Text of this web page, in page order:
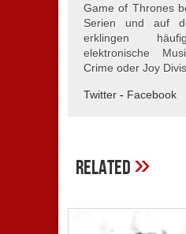
Game of Thrones
Serien und auf
erklingen
elektronische
Crime oder Joy
Twitter - Facebook
Related»